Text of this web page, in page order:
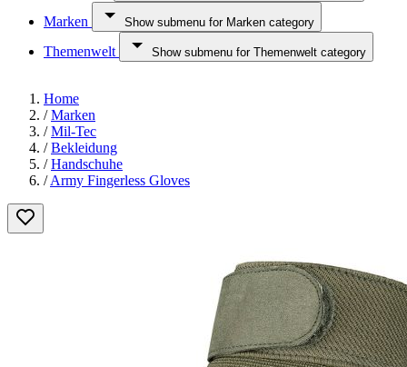
Marken Show submenu for Marken category
Themenwelt Show submenu for Themenwelt category
Home
/ Marken
/ Mil-Tec
/ Bekleidung
/ Handschuhe
/ Army Fingerless Gloves